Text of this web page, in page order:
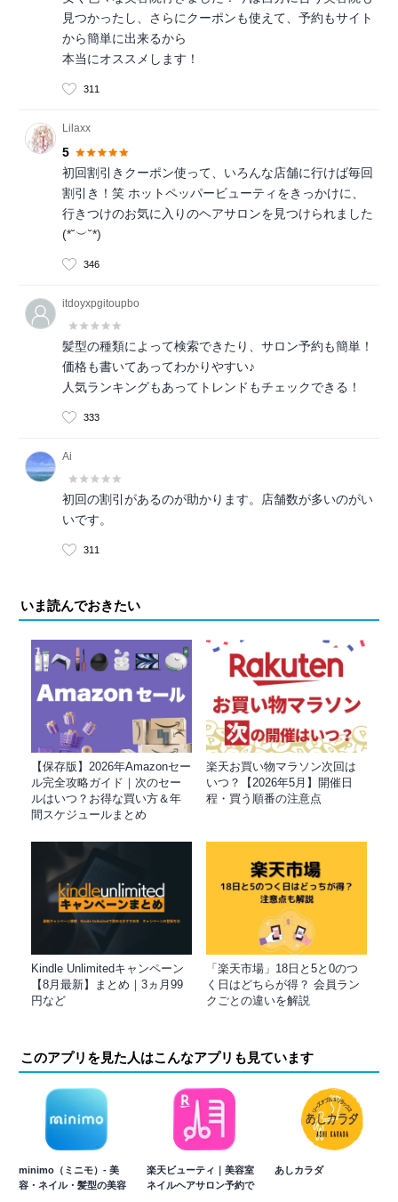
見つかったし、さらにクーポンも使えて、予約もサイト
から簡単に出来るから
本当にオススメします！
311
Lilaxx
5
初回割引きクーポン使って、いろんな店舗に行けば毎回
割引き！笑 ホットペッパービューティをきっかけに、
行きつけのお気に入りのヘアサロンを見つけられました
(*˘︶˘*)
346
itdoyxpgitoupbo
髪型の種類によって検索できたり、サロン予約も簡単！
価格も書いてあってわかりやすい♪
人気ランキングもあってトレンドもチェックできる！
333
Ai
初回の割引があるのが助かります。店舗数が多いのがい
いです。
311
いま読んでおきたい
【保存版】2026年Amazonセー
ル完全攻略ガイド｜次のセー
ルはいつ？お得な買い方＆年
間スケジュールまとめ
楽天お買い物マラソン次回は
いつ？【2026年5月】開催日
程・買う順番の注意点
Kindle Unlimitedキャンペーン
【8月最新】まとめ｜3ヵ月99
円など
「楽天市場」18日と5と0のつ
く日はどちらが得？ 会員ラン
クごとの違いを解説
このアプリを見た人はこんなアプリも見ています
minimo（ミニモ）- 美
容・ネイル・髪型の美容
楽天ビューティ｜美容室
ネイルヘアサロン予約で
あしカラダ